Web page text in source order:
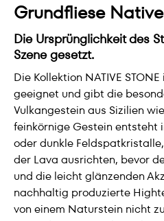
Grundfliese
Die Ursprünglichkeit des
Szene gesetzt.
Die Kollektion NATIVE
geeignet und gibt die
Vulkangestein aus Sizilien
feinkörnige Gestein entsteht
oder dunkle
der Lava ausrichten, bevor
und die leicht glänzenden
nachhaltig produzierte
von einem Naturstein nicht